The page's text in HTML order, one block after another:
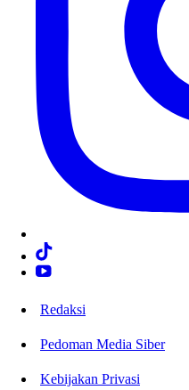
Redaksi
Pedoman Media Siber
Kebijakan Privasi